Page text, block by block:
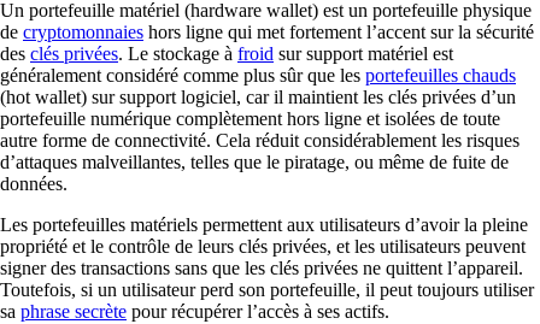
Un portefeuille matériel (hardware wallet) est un portefeuille physique
de cryptomonnaies hors ligne qui met fortement l’accent sur la sécurité
des clés privées. Le stockage à froid sur support matériel est
généralement considéré comme plus sûr que les portefeuilles chauds
(hot wallet) sur support logiciel, car il maintient les clés privées d’un
portefeuille numérique complètement hors ligne et isolées de toute
autre forme de connectivité. Cela réduit considérablement les risques
d’attaques malveillantes, telles que le piratage, ou même de fuite de
données.
Les portefeuilles matériels permettent aux utilisateurs d’avoir la pleine
propriété et le contrôle de leurs clés privées, et les utilisateurs peuvent
signer des transactions sans que les clés privées ne quittent l’appareil.
Toutefois, si un utilisateur perd son portefeuille, il peut toujours utiliser
sa phrase secrète pour récupérer l’accès à ses actifs.